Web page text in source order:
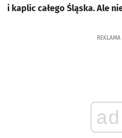
i kaplic całego Śląska. Ale
REKLAMA
ad